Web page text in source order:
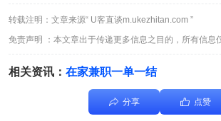
转载注明：文章来源“ U客直谈m.ukezhitan.com ”
免责声明 ：本文章出于传递更多信息之目的，所有信息
相关资讯： 在家兼职一单一结
分享 点赞